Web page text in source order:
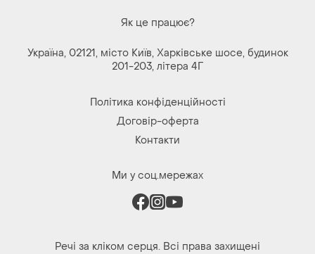
Як це працює?
Україна, 02121, місто Київ, Харківське шосе, будинок
201-203, літера 4Г
Політика конфіденційності
Договір-оферта
Контакти
Ми у соц.мережах
Речі за кліком серця. Всі права захищені